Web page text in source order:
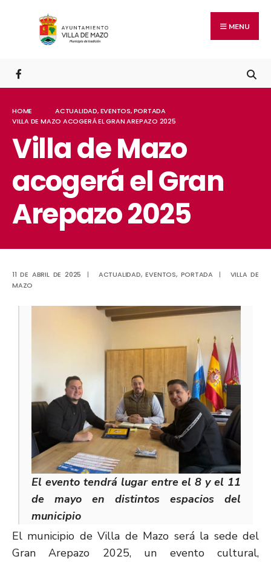
MENU
HOME ACTUALIDAD,EVENTOS,PORTADA
VILLA DE MAZO ACOGERÁ EL GRAN AREPAZO 2025
Villa de Mazo
acogerá el Gran
Arepazo 2025
11 DE ABRIL DE 2025 | ACTUALIDAD,EVENTOS, PORTADA |
VILLA DE
MAZO
El evento tendrá lugar entre el 8 y el 11
de mayo en distintos espacios del
municipio
El municipio de Villa de Mazo será la sede del
Gran Arepazo 2025, un evento cultural,